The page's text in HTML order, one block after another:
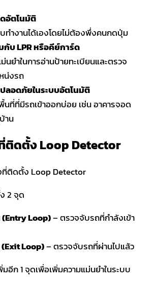
อัตโนมัติ
ทำงานได้เองโดยไม่ต้องพึ่งคนกดปุ่ม
กับ LPR หรือคีย์การ์ด
นยำในการอ่านป้ายทะเบียนและตรวจ
น่งรถ
ลอดภัยในระบบอัตโนมัติ
นที่ที่มีรถเข้าออกบ่อย เช่น อาคารจอด
าน
ติดตั้ง Loop Detector
2 จุด
Loop)– ตรวจจับรถที่กำลังเข้า
Loop)– ตรวจจับรถที่ผ่านไปแล้ว
อีก 1 จุดเพื่อเพิ่มความแม่นยำในระบบ